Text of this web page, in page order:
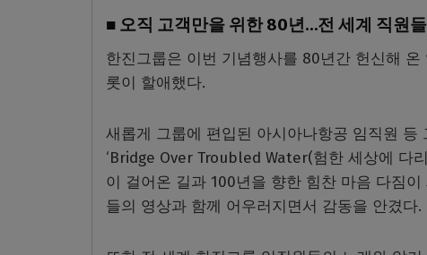
■ 오직 고객만을 위한 80년…전 세계 직원
한진그룹은 이번 기념행사를 80년간 헌신해
롯이 할애했다.
새롭게 그룹에 편입된 아시아나항공 임직원
‘Bridge Over Troubled Water(험한 세상에 다
이 걸어온 길과 100년을 향한 힘찬 마음 다짐
들의 영상과 함께 어우러지면서 감동을 안겼다.